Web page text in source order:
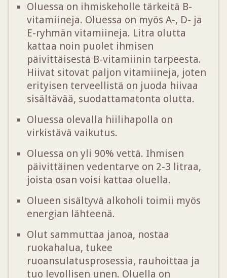
Oluessa on ihmiskeholle tärkeitä B-
vitamiineja. Oluessa on myös A-, D- ja
E-ryhmän vitamiineja. Litra olutta
kattaa noin puolet ihmisen
päivittäisestä B-vitamiinin tarpeesta.
Hiivat sitovat paljon vitamiineja, joten
erityisen terveellistä on juoda hiivaa
sisältävää, suodattamatonta olutta.
Oluessa olevalla hiilihapolla on
virkistävä vaikutus.
Oluessa on yli 90% vettä. Ihmisen
päivittäinen vedentarve on 2-3 litraa,
joista osan voisi kattaa oluella.
Olueen sisältyvä alkoholi toimii myös
energian lähteenä.
Olut sammuttaa janoa, nostaa
ruokahalua, tukee
ruoansulatusprosessia, rauhoittaa ja
tuo levollisen unen. Oluella on